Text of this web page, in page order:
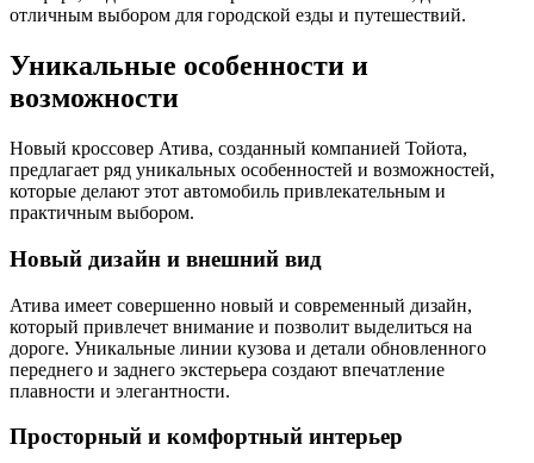
отличным выбором для городской езды и путешествий.
Уникальные особенности и
возможности
Новый кроссовер Атива, созданный компанией Тойота,
предлагает ряд уникальных особенностей и возможностей,
которые делают этот автомобиль привлекательным и
практичным выбором.
Новый дизайн и внешний вид
Атива имеет совершенно новый и современный дизайн,
который привлечет внимание и позволит выделиться на
дороге. Уникальные линии кузова и детали обновленного
переднего и заднего экстерьера создают впечатление
плавности и элегантности.
Просторный и комфортный интерьер